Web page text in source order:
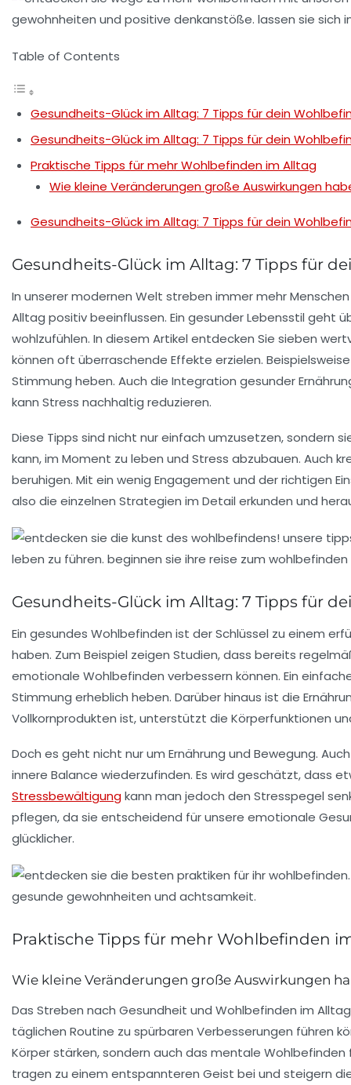
Table of Contents
Gesundheits-Glück im Alltag: 7 Tipps für dein
Gesundheits-Glück im Alltag: 7 Tipps für dein
Praktische Tipps für mehr Wohlbefinden im Alltag
Wie kleine Veränderungen große Auswirkungen
Gesundheits-Glück im Alltag: 7 Tipps für dein
Gesundheits-Glück im Alltag: 7 Tipps für
In unserer modernen Welt streben immer mehr
Alltag positiv beeinflussen. Ein gesunder Lebensstil geht
wohlzufühlen. In diesem Artikel entdecken Sie sieben
können oft überraschende Effekte erzielen.
Stimmung heben. Auch die Integration gesunder
kann Stress nachhaltig reduzieren.
Diese Tipps sind nicht nur einfach umzusetzen, sondern
kann, im Moment zu leben und Stress abzubauen. Auch
beruhigen. Mit ein wenig Engagement und der richtigen
also die einzelnen Strategien im Detail erkunden und
Gesundheits-Glück im Alltag: 7 Tipps für
Ein gesundes Wohlbefinden ist der Schlüssel zu einem
haben. Zum Beispiel zeigen Studien, dass bereits
emotionale Wohlbefinden verbessern können. Ein
Stimmung erheblich heben. Darüber hinaus ist die
Vollkornprodukten ist, unterstützt die Körperfunktionen
Doch es geht nicht nur um Ernährung und Bewegung.
innere Balance wiederzufinden. Es wird geschätzt, dass
Stressbewältigungkann man jedoch den Stresspegel
pflegen, da sie entscheidend für unsere emotionale
glücklicher.
Praktische Tipps für mehr Wohlbefinden
Wie kleine Veränderungen große Auswirkungen
Das Streben nach Gesundheit und Wohlbefinden im
täglichen Routine zu spürbaren Verbesserungen führen
Körper stärken, sondern auch das mentale Wohlbefinden
tragen zu einem entspannteren Geist bei und steigern